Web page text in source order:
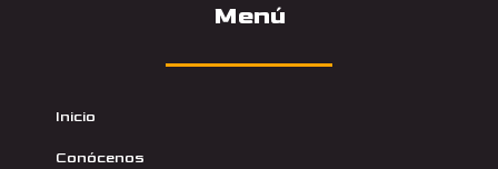
Menú
Inicio
Conócenos